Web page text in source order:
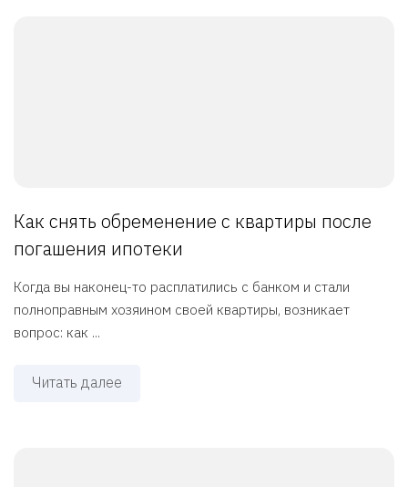
Как снять обременение с квартиры после
погашения ипотеки
Когда вы наконец-то расплатились с банком и стали
полноправным хозяином своей квартиры, возникает
вопрос: как ...
Читать далее